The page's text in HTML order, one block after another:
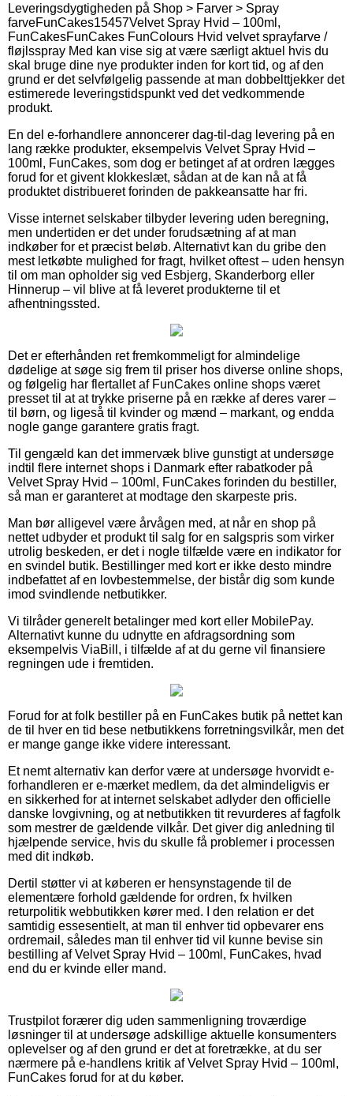
Leveringsdygtigheden på Shop > Farver > Spray
farveFunCakes15457Velvet Spray Hvid – 100ml,
FunCakesFunCakes FunColours Hvid velvet sprayfarve /
fløjlsspray Med kan vise sig at være særligt aktuel hvis du
skal bruge dine nye produkter inden for kort tid, og af den
grund er det selvfølgelig passende at man dobbelttjekker det
estimerede leveringstidspunkt ved det vedkommende
produkt.
En del e-forhandlere annoncerer dag-til-dag levering på en
lang række produkter, eksempelvis Velvet Spray Hvid –
100ml, FunCakes, som dog er betinget af at ordren lægges
forud for et givent klokkeslæt, sådan at de kan nå at få
produktet distribueret forinden de pakkeansatte har fri.
Visse internet selskaber tilbyder levering uden beregning,
men undertiden er det under forudsætning af at man
indkøber for et præcist beløb. Alternativt kan du gribe den
mest letkøbte mulighed for fragt, hvilket oftest – uden hensyn
til om man opholder sig ved Esbjerg, Skanderborg eller
Hinnerup – vil blive at få leveret produkterne til et
afhentningssted.
Det er efterhånden ret fremkommeligt for almindelige
dødelige at søge sig frem til priser hos diverse online shops,
og følgelig har flertallet af FunCakes online shops været
presset til at at trykke priserne på en række af deres varer –
til børn, og ligeså til kvinder og mænd – markant, og endda
nogle gange garantere gratis fragt.
Til gengæld kan det immervæk blive gunstigt at undersøge
indtil flere internet shops i Danmark efter rabatkoder på
Velvet Spray Hvid – 100ml, FunCakes forinden du bestiller,
så man er garanteret at modtage den skarpeste pris.
Man bør alligevel være årvågen med, at når en shop på
nettet udbyder et produkt til salg for en salgspris som virker
utrolig beskeden, er det i nogle tilfælde være en indikator for
en svindel butik. Bestillinger med kort er ikke desto mindre
indbefattet af en lovbestemmelse, der bistår dig som kunde
imod svindlende netbutikker.
Vi tilråder generelt betalinger med kort eller MobilePay.
Alternativt kunne du udnytte en afdragsordning som
eksempelvis ViaBill, i tilfælde af at du gerne vil finansiere
regningen ude i fremtiden.
Forud for at folk bestiller på en FunCakes butik på nettet kan
de til hver en tid bese netbutikkens forretningsvilkår, men det
er mange gange ikke videre interessant.
Et nemt alternativ kan derfor være at undersøge hvorvidt e-
forhandleren er e-mærket medlem, da det almindeligvis er
en sikkerhed for at internet selskabet adlyder den officielle
danske lovgivning, og at netbutikken tit revurderes af fagfolk
som mestrer de gældende vilkår. Det giver dig anledning til
hjælpende service, hvis du skulle få problemer i processen
med dit indkøb.
Dertil støtter vi at køberen er hensynstagende til de
elementære forhold gældende for ordren, fx hvilken
returpolitik webbutikken kører med. I den relation er det
samtidig essesentielt, at man til enhver tid opbevarer ens
ordremail, således man til enhver tid vil kunne bevise sin
bestilling af Velvet Spray Hvid – 100ml, FunCakes, hvad
end du er kvinde eller mand.
Trustpilot forærer dig uden sammenligning troværdige
løsninger til at undersøge adskillige aktuelle konsumenters
oplevelser og af den grund er det at foretrække, at du ser
nærmere på e-handlens kritik af Velvet Spray Hvid – 100ml,
FunCakes forud for at du køber.